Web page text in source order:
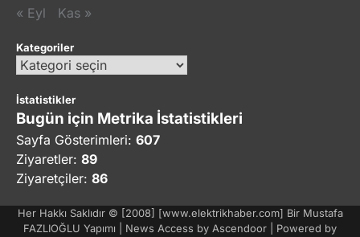
« Eyl Kas »
Kategoriler
Kategoriler
İstatistikler
Bugün için Metrika İstatistikleri
Sayfa Gösterimleri: 607
Ziyaretler: 89
Ziyaretçiler: 86
Her Hakkı Saklıdır © [2008] [www.elektrikhaber.com] Bir Mustafa
FAZLIOĞLU Yapımı | News Access by Ascendoor | Powered by